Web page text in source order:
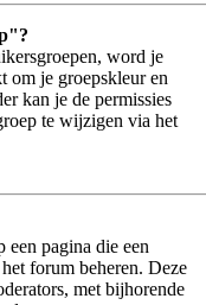
word je
om je groepskleur en
kan je de permissies
te wijzigen via het
pagina die een
forum beheren. Deze
met bijhorende